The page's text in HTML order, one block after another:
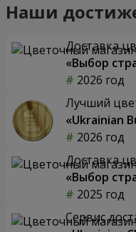
Наши
Доставка
«Выбор
2026 год
Лучший
«Ukrainian
2026 год
Доставка
«Выбор
2025 год
Сервис